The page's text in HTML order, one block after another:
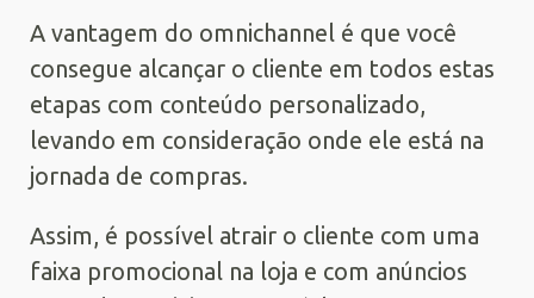
A vantagem do omnichannel é que você
consegue alcançar o cliente em todos estas
etapas com conteúdo personalizado,
levando em consideração onde ele está na
jornada de compras.
Assim, é possível atrair o cliente com uma
faixa promocional na loja e com anúncios